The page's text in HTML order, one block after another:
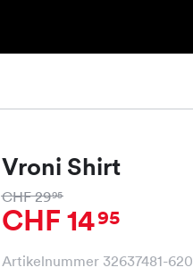
Vroni Shirt
CHF 2995
CHF 1495
Artikelnummer 32637481-620